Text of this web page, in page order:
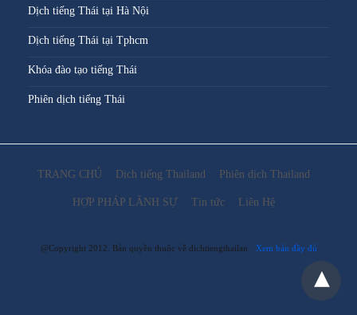
Dịch tiếng Thái tại Hà Nội
Dịch tiếng Thái tại Tphcm
Khóa đào tạo tiếng Thái
Phiên dịch tiếng Thái
TRANG CHỦ Dịch tiếng Thailand Phiên dịch Thailand
HỢP PHÁP LÃNH SỰ Tin tức Liên Hệ
@Copyright 2012. Bản quyền thuộc về dichtiengthailan Xem bản đầy đủ